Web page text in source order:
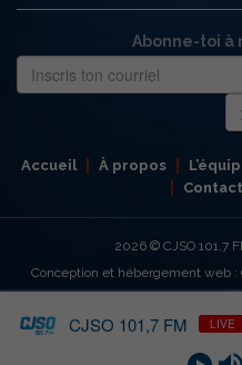
Abonne-toi
Accueil À propos
Contact
2026 © CJSO 101,7
Conception et hébergement web
CJSO 101,7 FM LIVE